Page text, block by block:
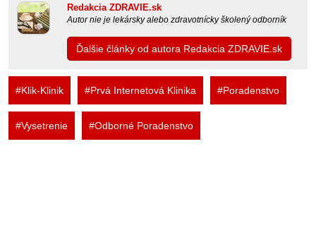
Redakcia ZDRAVIE.sk
Autor nie je lekársky alebo zdravotnícky školený odborník
Ďalšie články od autora Redakcia ZDRAVIE.sk
#Klik-Klinik #Prvá Internetová Klinika #Poradenstvo
#Vysetrenie #Odborné Poradenstvo